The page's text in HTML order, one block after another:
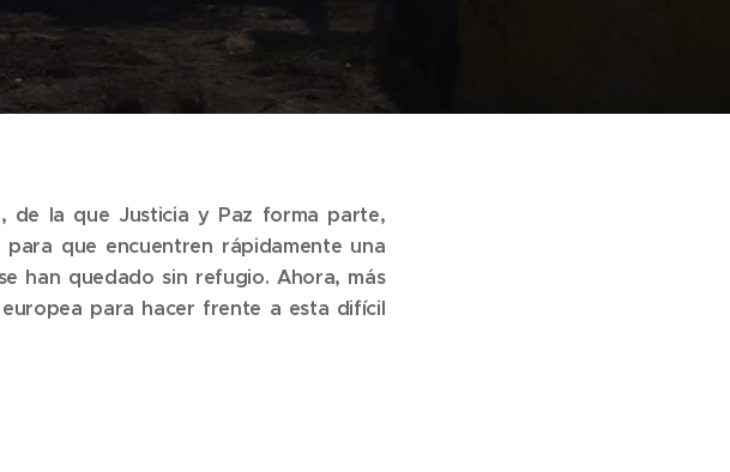
de la que Justicia y Paz forma parte,
que encuentren rápidamente una
han quedado sin refugio. Ahora, más
para hacer frente a esta difícil